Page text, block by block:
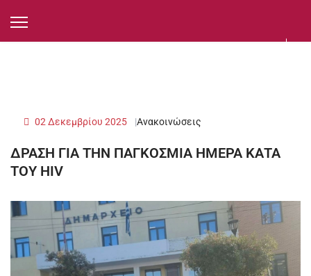
Ανακοινώσεις
02 Δεκεμβρίου 2025
ΔΡΑΣΗ ΓΙΑ ΤΗΝ ΠΑΓΚΟΣΜΙΑ ΗΜΕΡΑ ΚΑΤΑ
ΤΟΥ HIV